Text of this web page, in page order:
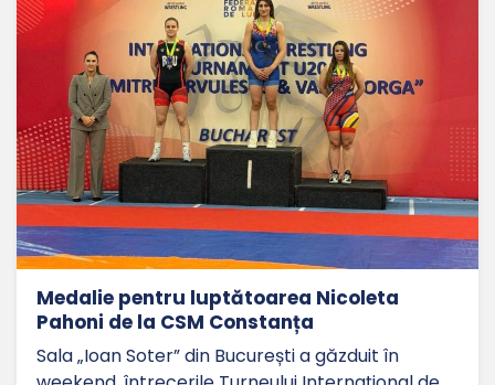
Medalie pentru luptătoarea Nicoleta
Pahoni de la CSM Constanța
Sala „Ioan Soter” din București a găzduit în